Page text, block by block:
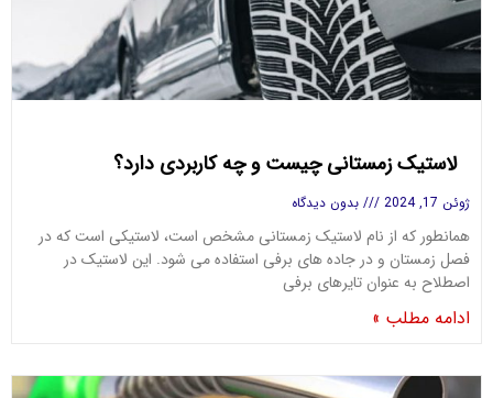
لاستیک زمستانی چیست و چه کاربردی دارد؟
ژوئن 17, 2024 بدون دیدگاه
همانطور که از نام لاستیک زمستانی مشخص است، لاستیکی است که در
فصل زمستان و در جاده های برفی استفاده می شود. این لاستیک در
اصطلاح به عنوان تایرهای برفی
ادامه مطلب »